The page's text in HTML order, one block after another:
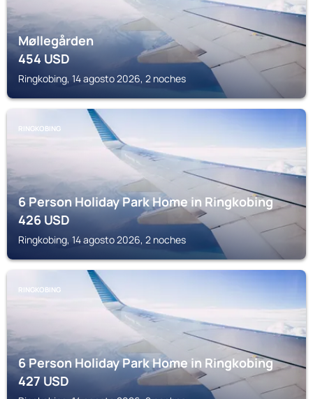
Møllegården
454USD
Ringkobing, 14 agosto 2026, 2 noches
RINGKOBING
6 Person Holiday Park Home in Ringkobing
426USD
Ringkobing, 14 agosto 2026, 2 noches
RINGKOBING
6 Person Holiday Park Home in Ringkobing
427USD